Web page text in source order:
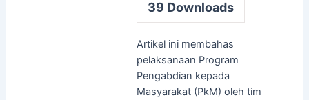
39 Downloads
Artikel ini membahas
pelaksanaan Program
Pengabdian kepada
Masyarakat (PkM) oleh tim